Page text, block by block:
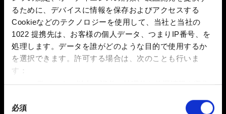
るために、デバイスに情報を保存およびアクセスする
Cookieなどのテクノロジーを使用して、当社と当社の
1022 提携先は、お客様の個人データ、つまりIP番号、を
処理します。データを誰がどのような目的で使用するか
を選択できます。 許可する場合は、次のことも行いま
す：
数メートル以内の誤差の地理的な位置情報を収集
特定の特性（フィンガープリント）を積極的にス
必須
アクションはありましたか？
2.該当の問題は再現可能なものですか？
お困りですか